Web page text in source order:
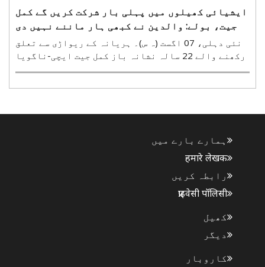
ایشیائی کھیلوں میں پہلی بار شرکت کریں گے کمل
جیت، بولے: والدین نے کبھی ہار ماننے نہیں دی
نئی دہلی، 07 اگست (ہ س)۔ ہریانہ کے ریواڑی سے تعلق
رکھنے والے 22 سالہ نشانہ باز کمل جیت ایچی-ناگویا
ہمارے بارے میں
हमारे लेखक
رابطہ کریں
प्राइवेसी पॉलिसी
کھیل
دیگر
کاروبار